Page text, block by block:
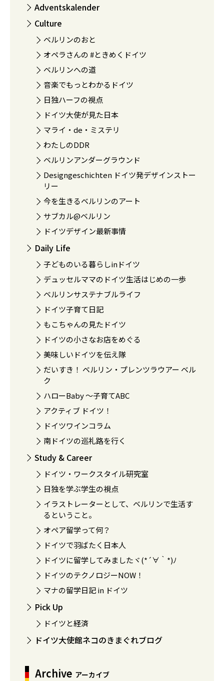
Adventskalender
Culture
ベルリンのおと
オペラさんの #ときめくドイツ
ベルリンへの道
音楽でもっとわかるドイツ
日独ハーフの視点
ドイツ大使が見た日本
マライ・de・ミステリ
わたしのDDR
ベルリンアンダーグラウンド
Designgeschichten ドイツ発デザインストー
リー
今を生きるベルリンのアート
サブカル@ベルリン
ドイツデザイン最新事情
Daily Life
子どものいる暮らしinドイツ
デュッセルママのドイツ生活はじめの一歩
ベルリンサステナブルライフ
ドイツ子育て日記
もこちゃんの見たドイツ
ドイツの小さなお店をめぐる
美味しいドイツを伝え隊
だいすき！ ベルリン・プレンツラウアー ベル
ク
ハローBaby 〜子育てABC
アクティブ ドイツ！
ドイツワインコラム
南ドイツの巡礼路を行く
Study & Career
ドイツ・ワークスタイル研究室
日独を学ぶ学生の視点
イラストレーターとして、ベルリンで生活す
るということ。
オペア留学って何？
ドイツで羽ばたく日本人
ドイツに留学してみましたヾ(*´∀｀*)ﾉ
ドイツのテクノロジーNOW！
マナの留学日記 in ドイツ
Pick Up
ドイツと経済
ドイツ大使館ネコのきまぐれブログ
Archive アーカイブ